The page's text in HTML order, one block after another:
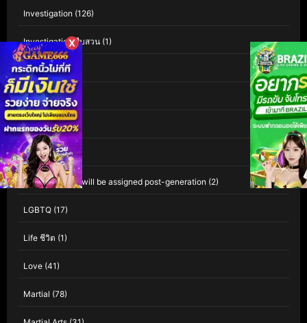
Investigation (126)
Investigation สืบสวน (1)
iQIYI(60)
Isekai(1)
Kaiju(1)
Kids(80)
Leave empty – will be assigned post-generation (2)
LGBTQ (17)
Life ชีวิต (1)
Love (41)
Martial (78)
X